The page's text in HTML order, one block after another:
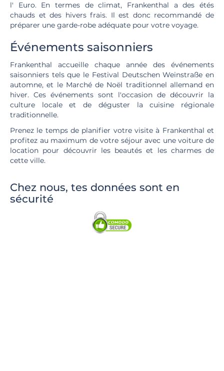
l' Euro. En termes de climat, Frankenthal a des étés
chauds et des hivers frais. Il est donc recommandé de
préparer une garde-robe adéquate pour votre voyage.
Événements saisonniers
Frankenthal accueille chaque année des événements
saisonniers tels que le Festival Deutschen Weinstraße en
automne, et le Marché de Noël traditionnel allemand en
hiver. Ces événements sont l'occasion de découvrir la
culture locale et de déguster la cuisine régionale
traditionnelle.
Prenez le temps de planifier votre visite à Frankenthal et
profitez au maximum de votre séjour avec une voiture de
location pour découvrir les beautés et les charmes de
cette ville.
Chez nous, tes données sont en
sécurité